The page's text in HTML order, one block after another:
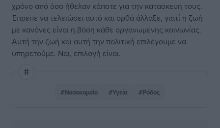
χρόνο από όσο ήθελαν κάποτε για την κατασκευή τους.
Έπρεπε να τελειώσει αυτό και ορθά άλλαξε, γιατί η ζωή
με κανόνες είναι η βάση κάθε οργανωμένης κοινωνίας.
Αυτή την ζωή και αυτή την πολιτική επιλέγουμε να
υπηρετούμε. Ναι, επιλογή είναι.
#Νοσοκομείο #Υγεία #Ρόδος